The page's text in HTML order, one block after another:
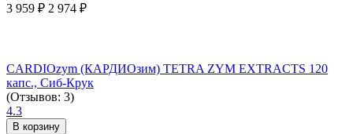
3 959 ₽ 2 974 ₽
CARDIOzym (КАРДИОзим) TETRA ZYM EXTRACTS 120
капс., Сиб-Крук
(Отзывов: 3)
4.3
В корзину